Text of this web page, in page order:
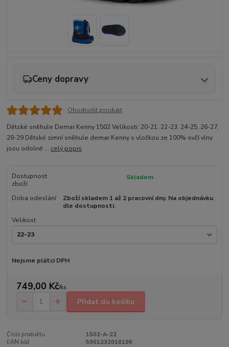
Ceny dopravy
Ohodnotit produkt
Dětské sněhule Demar Kenny 1502 Velikosti: 20-21, 22-23, 24-25, 26-27,
28-29 Dětské zimní sněhule demar Kenny s vložkou ze 100% ovčí vlny
jsou odolné ... celý popis
Dostupnost
zboží
Skladem
Doba odeslání
Zboží skladem 1 až 2 pracovní dny. Na objednávku
dle dostupnosti.
Velikost
Nejsme plátci DPH
749,00 Kč/ks
Přidat do košíku
Číslo produktu:
1502-A-22
EAN kód:
5901232018106